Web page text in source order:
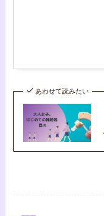
あわせて読みたい